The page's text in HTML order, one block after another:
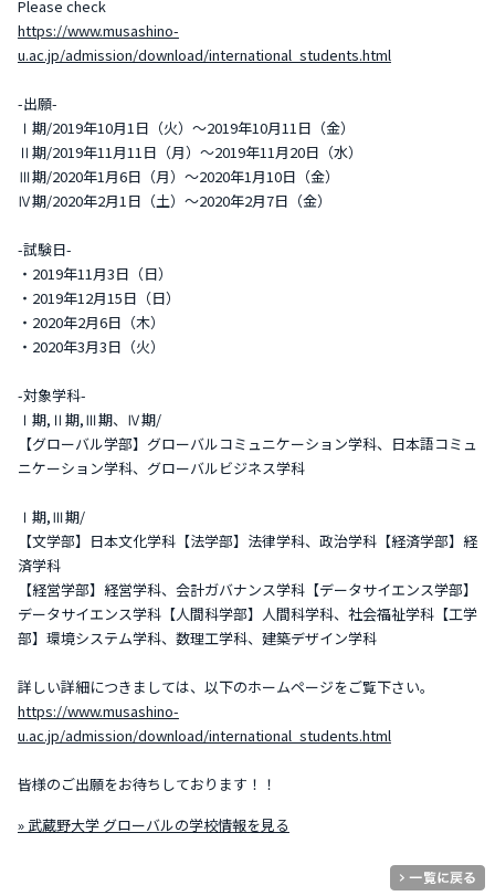
Please check
https://www.musashino-
u.ac.jp/admission/download/international_students.html
-出願-
Ⅰ期/2019年10月1日（火）～2019年10月11日（金）
Ⅱ期/2019年11月11日（月）～2019年11月20日（水）
Ⅲ期/2020年1月6日（月）～2020年1月10日（金）
Ⅳ期/2020年2月1日（土）～2020年2月7日（金）
-試験日-
・2019年11月3日（日）
・2019年12月15日（日）
・2020年2月6日（木）
・2020年3月3日（火）
-対象学科-
Ⅰ期,Ⅱ期,Ⅲ期、Ⅳ期/
【グローバル学部】グローバルコミュニケーション学科、日本語コミュ
ニケーション学科、グローバルビジネス学科
Ⅰ期,Ⅲ期/
【文学部】日本文化学科【法学部】法律学科、政治学科【経済学部】経
済学科
【経営学部】経営学科、会計ガバナンス学科【データサイエンス学部】
データサイエンス学科【人間科学部】人間科学科、社会福祉学科【工学
部】環境システム学科、数理工学科、建築デザイン学科
詳しい詳細につきましては、以下のホームページをご覧下さい。
https://www.musashino-
u.ac.jp/admission/download/international_students.html
皆様のご出願をお待ちしております！！
» 武蔵野大学 グローバルの学校情報を見る